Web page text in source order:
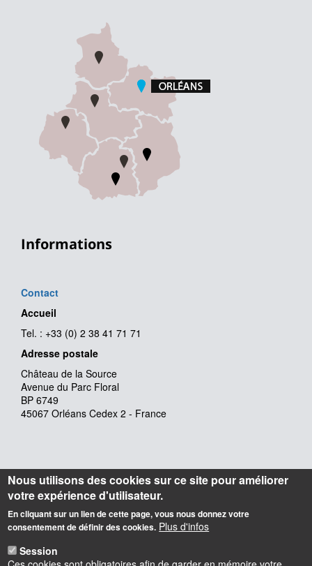
Informations
Contact
Accueil
Tel. : +33 (0) 2 38 41 71 71
Adresse postale
Château de la Source
Avenue du Parc Floral
BP 6749
45067 Orléans Cedex 2 - France
Nous utilisons des cookies sur ce site pour améliorer
votre expérience d'utilisateur.
En cliquant sur un lien de cette page, vous nous donnez votre
consentement de définir des cookies. Plus d'infos
Session